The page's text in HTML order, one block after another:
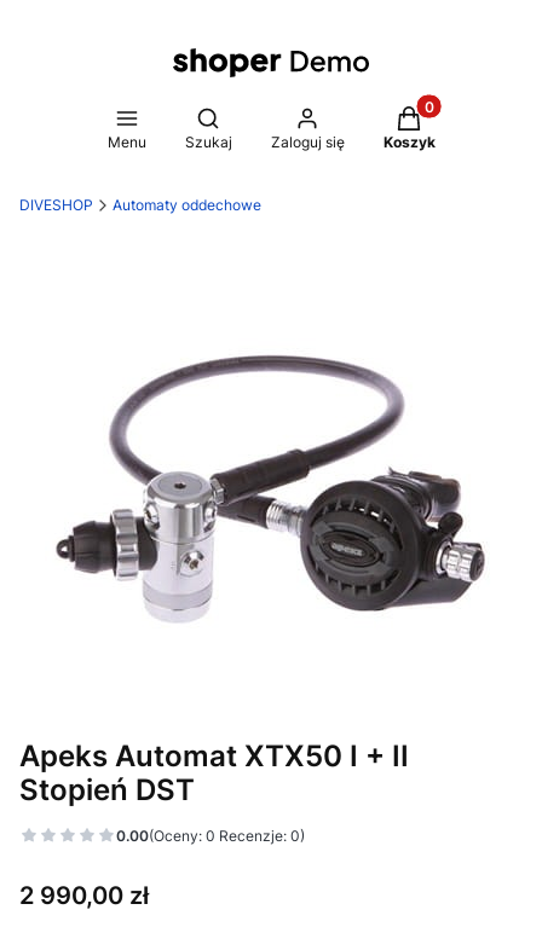
Menu
Otwórz wyszukiwarkę
Szukaj Zaloguj się
Produkty w
Koszyk
DIVESHOP Automaty oddechowe
Apeks Automat XTX50 I + II
Stopień DST
0.00(Oceny: 0 Recenzje: 0)
Cena
2 990,00 zł